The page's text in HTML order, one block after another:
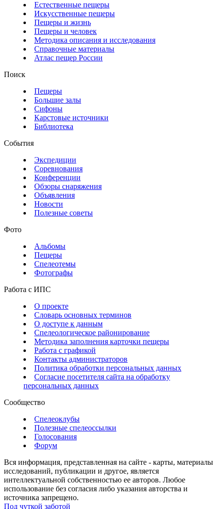
Естественные пещеры
Искусственные пещеры
Пещеры и жизнь
Пещеры и человек
Методика описания и исследования
Справочные материалы
Атлас пещер России
Поиск
Пещеры
Большие залы
Сифоны
Карстовые источники
Библиотека
События
Экспедиции
Соревнования
Конференции
Обзоры снаряжения
Объявления
Новости
Полезные советы
Фото
Альбомы
Пещеры
Спелеотемы
Фотографы
Работа с ИПС
О проекте
Словарь основных терминов
О доступе к данным
Спелеологическое районирование
Методика заполнения карточки пещеры
Работа с графикой
Контакты администраторов
Политика обработки персональных данных
Согласие посетителя сайта на обработку
персональных данных
Сообщество
Спелеоклубы
Полезные спелеоссылки
Голосования
Форум
Вся информация, представленная на сайте - карты, материалы
исследований, публикации и другое, является
интеллектуальной собственностью ее авторов. Любое
использование без согласия либо указания авторства и
источника запрещено.
Под чуткой заботой